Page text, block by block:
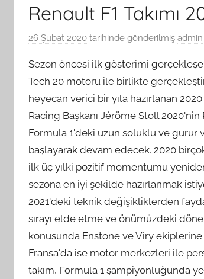
Renault F1 Takımı
26 Şubat 2020 tarihinde gönderilmiş admin
Sezon öncesi ilk gösterimi
Tech 20 motoru ile birlikte
heyecan verici bir yıla hazırlanan
Racing Başkanı Jéröme Stoll
Formula 1'deki uzun soluklu ve gurur
başlayarak devam edecek. 2020
ilk üç yılki pozitif momentumu
sezona en iyi şekilde hazırlanmak
2021'deki teknik değişikliklerden
sırayı elde etme ve önümüzdeki
konusunda Enstone ve Viry
Fransa'da ise motor merkezleri ile
takım, Formula 1 şampiyonluğunda